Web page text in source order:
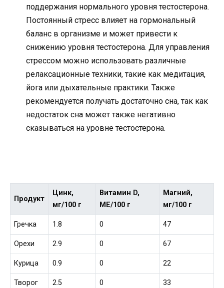
поддержания нормального уровня тестостерона.
Постоянный стресс влияет на гормональный
баланс в организме и может привести к
снижению уровня тестостерона. Для управления
стрессом можно использовать различные
релаксационные техники, такие как медитация,
йога или дыхательные практики. Также
рекомендуется получать достаточно сна, так как
недостаток сна может также негативно
сказываться на уровне тестостерона.
Продукт
Цинк,
мг/100 г
Витамин D,
МЕ/100 г
Магний,
мг/100 г
Гречка 1.8 0 47
Орехи 2.9 0 67
Курица 0.9 0 22
Творог 2.5 0 33